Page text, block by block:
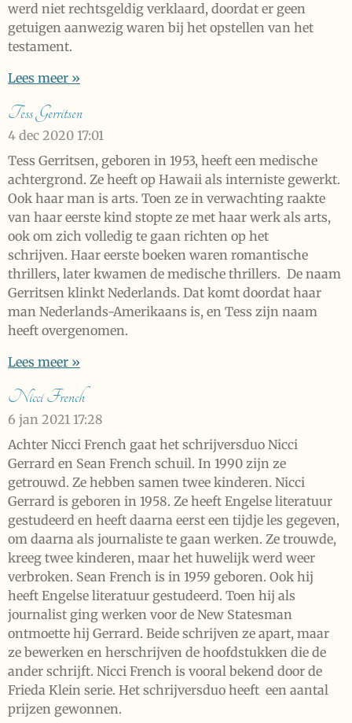
werd niet rechtsgeldig verklaard, doordat er geen
getuigen aanwezig waren bij het opstellen van het
testament.
Lees meer »
Tess Gerritsen
4 dec 2020 17:01
Tess Gerritsen, geboren in 1953, heeft een medische
achtergrond. Ze heeft op Hawaii als interniste gewerkt.
Ook haar man is arts. Toen ze in verwachting raakte
van haar eerste kind stopte ze met haar werk als arts,
ook om zich volledig te gaan richten op het
schrijven. Haar eerste boeken waren romantische
thrillers, later kwamen de medische thrillers. De naam
Gerritsen klinkt Nederlands. Dat komt doordat haar
man Nederlands-Amerikaans is, en Tess zijn naam
heeft overgenomen.
Lees meer »
Nicci French
6 jan 2021 17:28
Achter Nicci French gaat het schrijversduo Nicci
Gerrard en Sean French schuil. In 1990 zijn ze
getrouwd. Ze hebben samen twee kinderen. Nicci
Gerrard is geboren in 1958. Ze heeft Engelse literatuur
gestudeerd en heeft daarna eerst een tijdje les gegeven,
om daarna als journaliste te gaan werken. Ze trouwde,
kreeg twee kinderen, maar het huwelijk werd weer
verbroken. Sean French is in 1959 geboren. Ook hij
heeft Engelse literatuur gestudeerd. Toen hij als
journalist ging werken voor de New Statesman
ontmoette hij Gerrard. Beide schrijven ze apart, maar
ze bewerken en herschrijven de hoofdstukken die de
ander schrijft. Nicci French is vooral bekend door de
Frieda Klein serie. Het schrijversduo heeft een aantal
prijzen gewonnen.